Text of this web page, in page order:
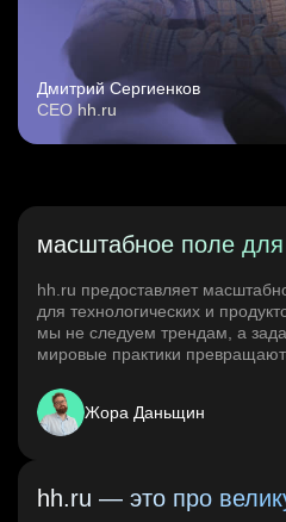
Дмитрий Сергиенков
CEO hh.ru
масштабное поле для
hh.ru предоставляет
для технологических и
мы не следуем трендам, а
мировые практики
Жора Даньщин
hh.ru — это про